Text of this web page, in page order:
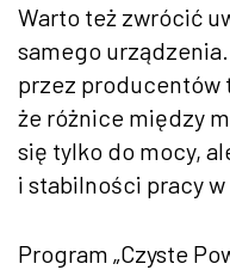
Warto też zwrócić
samego
przez producentów
że różnice między
się tylko do mocy,
i stabilności pracy w
Program „Czyste